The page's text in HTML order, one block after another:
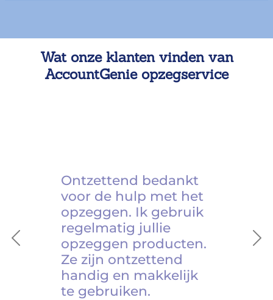
Wat onze klanten vinden van
AccountGenie opzegservice
Previous
Ontzettend bedankt
voor de hulp met het
opzeggen. Ik gebruik
regelmatig jullie
opzeggen producten.
Ze zijn ontzettend
handig en makkelijk
te gebruiken.